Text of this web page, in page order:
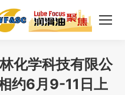
化学科技有限公
约6月9-11日上